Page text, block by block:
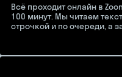
Всё проходит онлайн в
100 минут. Мы читаем
строчкой и по очереди, а